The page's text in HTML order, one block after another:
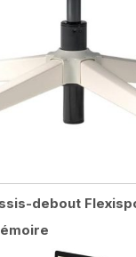
debout